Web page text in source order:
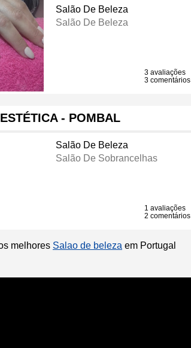
Salão De Beleza
Salão De Beleza
3 avaliações
3 comentários
- POMBAL
Salão De Beleza
Salão De Sobrancelhas
1 avaliações
2 comentários
melhores Salao de beleza em Portugal